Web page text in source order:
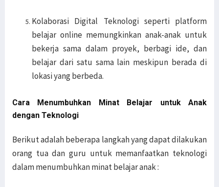
Kolaborasi Digital Teknologi seperti platform
belajar online memungkinkan anak-anak untuk
bekerja sama dalam proyek, berbagi ide, dan
belajar dari satu sama lain meskipun berada di
lokasi yang berbeda.
Cara Menumbuhkan Minat Belajar untuk Anak
dengan Teknologi
Berikut adalah beberapa langkah yang dapat dilakukan
orang tua dan guru untuk memanfaatkan teknologi
dalam menumbuhkan minat belajar anak :